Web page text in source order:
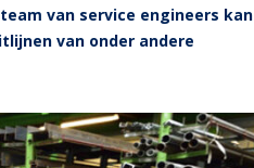
van service engineers kan
van onder andere